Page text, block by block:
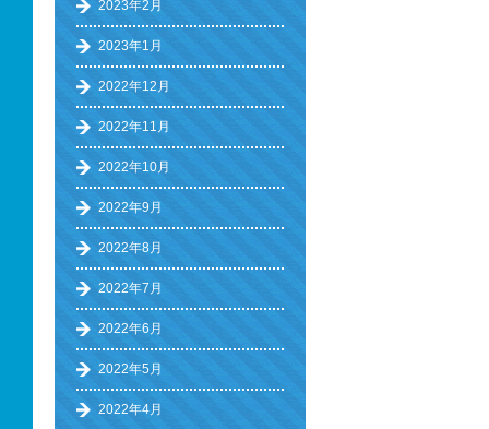
2023年2月
2023年1月
2022年12月
2022年11月
2022年10月
2022年9月
2022年8月
2022年7月
2022年6月
2022年5月
2022年4月